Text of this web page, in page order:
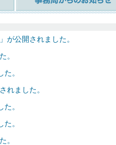
が公開されました。
。
。
れました。
。
。
。